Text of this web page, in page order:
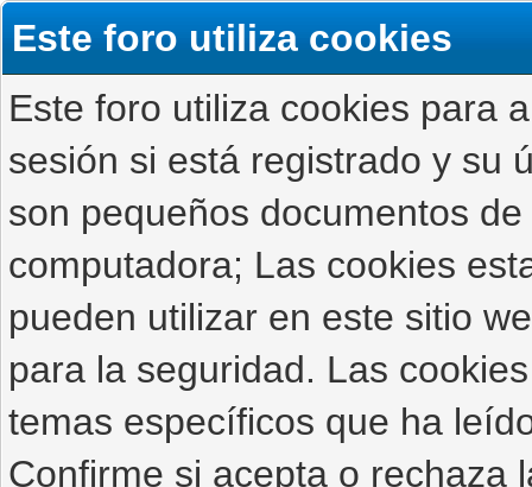
Este foro utiliza cookies
Este foro utiliza cookies para
sesión si está registrado y su
son pequeños documentos
computadora; Las cookies
pueden utilizar en este sitio
para la seguridad. Las
temas específicos que ha
Confirme si acepta o rechaza